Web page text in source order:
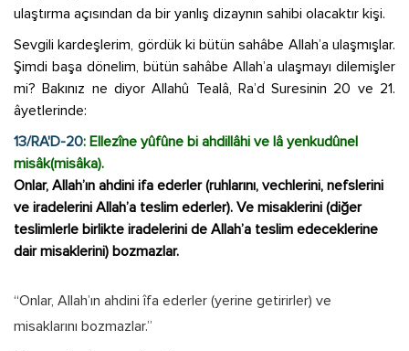
ulaştırma açısından da bir yanlış dizaynın sahibi olacaktır kişi.
Sevgili kardeşlerim, gördük ki bütün sahâbe Allah’a ulaşmışlar.
Şimdi başa dönelim, bütün sahâbe Allah’a ulaşmayı dilemişler
mi? Bakınız ne diyor Allahû Tealâ, Ra’d Suresinin 20 ve 21.
âyetlerinde:
13/RA'D-20: Ellezîne yûfûne bi ahdillâhi ve lâ yenkudûnel
misâk(misâka).
Onlar, Allah’ın ahdini ifa ederler (ruhlarını, vechlerini, nefslerini
ve iradelerini Allah’a teslim ederler). Ve misaklerini (diğer
teslimlerle birlikte iradelerini de Allah’a teslim edeceklerine
dair misaklerini) bozmazlar.
“Onlar, Allah’ın ahdini îfa ederler (yerine getirirler) ve
misaklarını bozmazlar.”